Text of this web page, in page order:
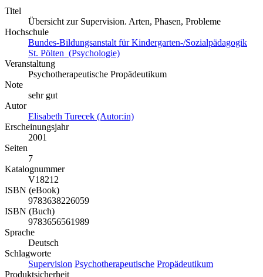
Titel
Übersicht zur Supervision. Arten, Phasen, Probleme
Hochschule
Bundes-Bildungsanstalt für Kindergarten-/Sozialpädagogik
St. Pölten (Psychologie)
Veranstaltung
Psychotherapeutische Propädeutikum
Note
sehr gut
Autor
Elisabeth Turecek (Autor:in)
Erscheinungsjahr
2001
Seiten
7
Katalognummer
V18212
ISBN (eBook)
9783638226059
ISBN (Buch)
9783656561989
Sprache
Deutsch
Schlagworte
Supervision Psychotherapeutische Propädeutikum
Produktsicherheit